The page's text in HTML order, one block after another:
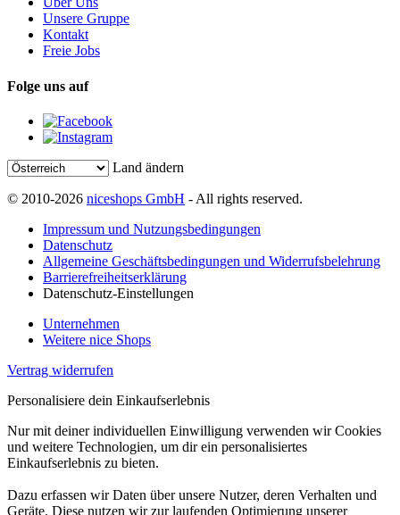
Unsere Gruppe
Kontakt
Freie Jobs
Folge uns auf
Land ändern
© 2010-2026 niceshops GmbH - All rights reserved.
Impressum und Nutzungsbedingungen
Datenschutz
Allgemeine Geschäftsbedingungen und Widerrufsbelehrung
Barrierefreiheitserklärung
Datenschutz-Einstellungen
Unternehmen
Weitere nice Shops
Vertrag widerrufen
Personalisiere dein Einkaufserlebnis
Nur mit deiner individuellen Einwilligung verwenden wir Cookies
und weitere Technologien, um dir ein personalisiertes
Einkaufserlebnis zu bieten.
Dazu erfassen wir Daten über unsere Nutzer, deren Verhalten und
Geräte. Diese nutzen wir zur laufenden Optimierung unserer